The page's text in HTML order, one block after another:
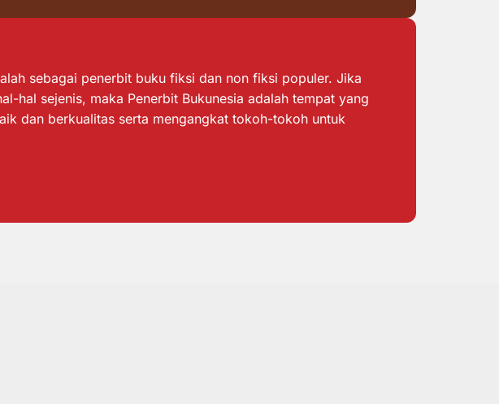
sebagai penerbit buku fiksi dan non fiksi populer. Jika
hal sejenis, maka Penerbit Bukunesia adalah tempat yang
dan berkualitas serta mengangkat tokoh-tokoh untuk